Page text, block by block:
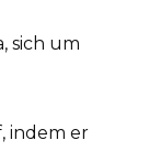
sich um
indem er